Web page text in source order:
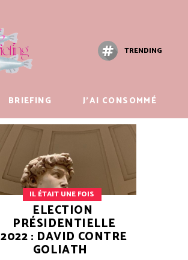
TRENDING
BRIEFING J’AI CONSOMMÉ
IL ÉTAIT UNE FOIS
ELECTION
PRÉSIDENTIELLE
2022 : DAVID CONTRE
GOLIATH